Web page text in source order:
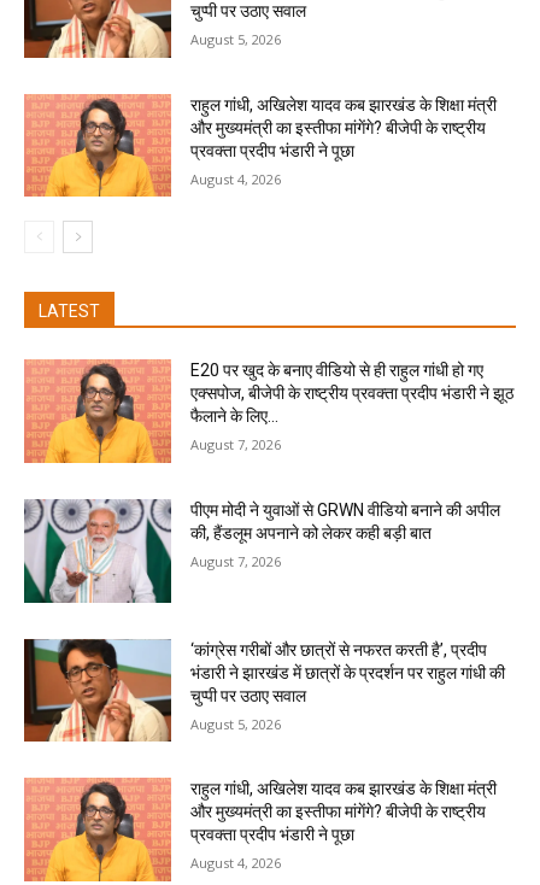
चुप्पी पर उठाए सवाल
August 5, 2026
राहुल गांधी, अखिलेश यादव कब झारखंड के शिक्षा मंत्री
और मुख्यमंत्री का इस्तीफा मांगेंगे? बीजेपी के राष्ट्रीय
प्रवक्ता प्रदीप भंडारी ने पूछा
August 4, 2026
LATEST
E20 पर खुद के बनाए वीडियो से ही राहुल गांधी हो गए
एक्सपोज, बीजेपी के राष्ट्रीय प्रवक्ता प्रदीप भंडारी ने झूठ
फैलाने के लिए...
August 7, 2026
पीएम मोदी ने युवाओं से GRWN वीडियो बनाने की अपील
की, हैंडलूम अपनाने को लेकर कही बड़ी बात
August 7, 2026
‘कांग्रेस गरीबों और छात्रों से नफरत करती है’, प्रदीप
भंडारी ने झारखंड में छात्रों के प्रदर्शन पर राहुल गांधी की
चुप्पी पर उठाए सवाल
August 5, 2026
राहुल गांधी, अखिलेश यादव कब झारखंड के शिक्षा मंत्री
और मुख्यमंत्री का इस्तीफा मांगेंगे? बीजेपी के राष्ट्रीय
प्रवक्ता प्रदीप भंडारी ने पूछा
August 4, 2026